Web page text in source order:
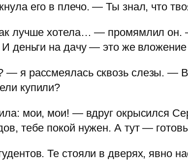
его в плечо. — Ты знал, что
лучше хотела… — промямлил он.
И деньги на дачу — это же
я рассмеялась сквозь слезы. —
купили?
мои, мои! — вдруг окрысился
тебе покой нужен. А тут —
Те стояли в дверях, явно